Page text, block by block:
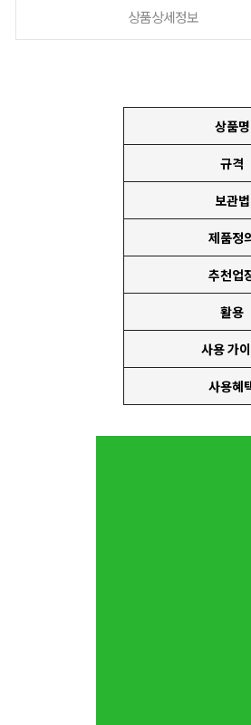
상품상세정보
상품명
규격
보관법
제품정
추천업
활용
사용 가
사용혜